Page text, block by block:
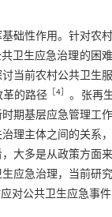
础性作用。针对农
卫生应急治理的困
当前农村公共卫生
革的路径 ［4
。张再
期基层应急管理工
理主体之间的关系
大多是从政策方面
应急治理，当前研
公共卫生应急事